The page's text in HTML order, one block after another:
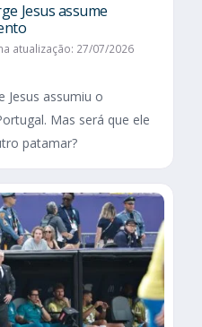
Jesus assume
atualização: 27/07/2026
Jesus assumiu o
Mas será que ele
patamar?